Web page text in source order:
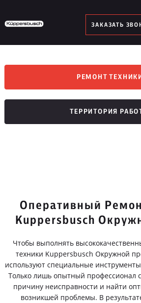
ЗАКАЗАТЬ
РЕМОНТ ТЕХНИКИ
ТЕРРИТОРИЯ
Оперативный
Kuppersbusch
Чтобы выполнять
техники Kuppersbusch Окружной
используют специальные
Только лишь опытный профессионал
причину неисправности и найти
возникшей проблемы. В